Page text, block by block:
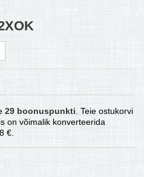
29 boonuspunkti . Teie ostukorvi
on võimalik konverteerida
€